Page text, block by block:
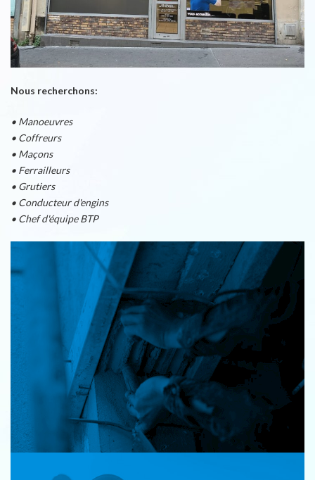
Nous recherchons:
• Manoeuvres
• Coffreurs
• Maçons
• Ferrailleurs
• Grutiers
• Conducteur d'engins
• Chef d'équipe BTP